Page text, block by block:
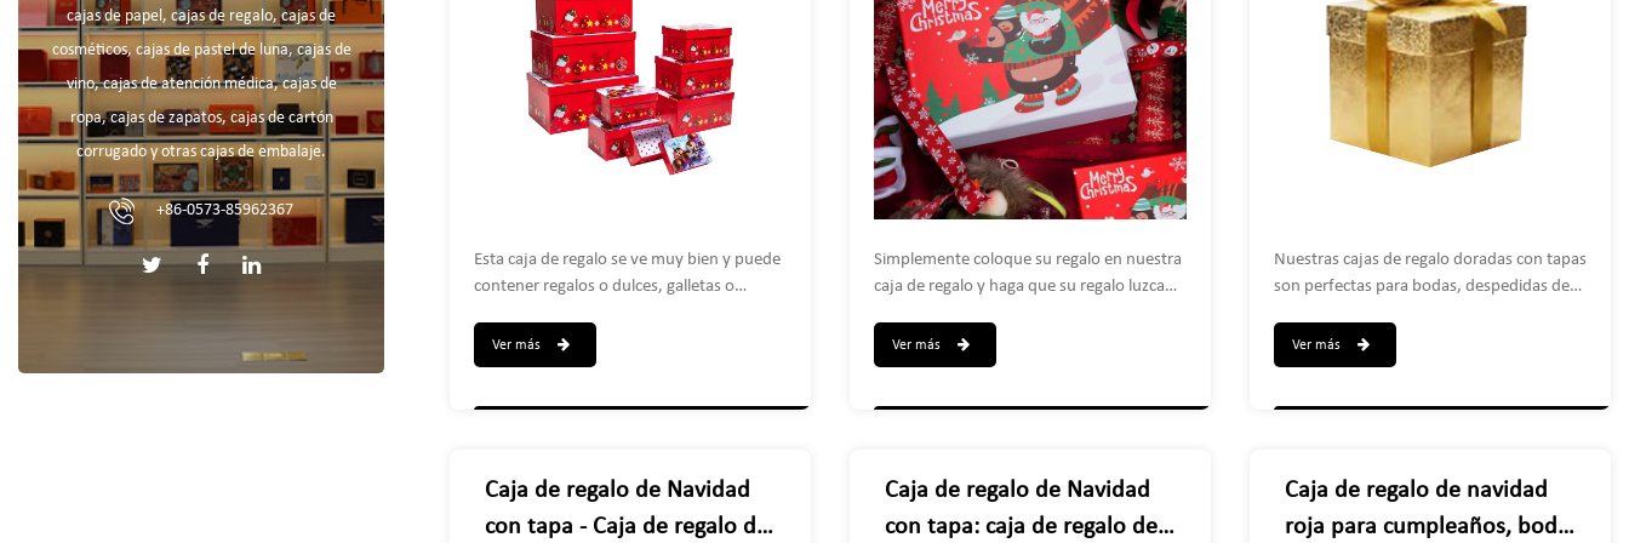
cajas de papel, cajas de regalo, cajas de
cosméticos, cajas de pastel de luna, cajas de
vino, cajas de atención médica, cajas de
ropa, cajas de zapatos, cajas de cartón
corrugado y otras cajas de embalaje.
+86-0573-85962367
reutilizables, esta sencilla caja de regalo
realza su regalo y lo transforma en una
exhibición única.
navidad (rojo)
Esta caja de regalo se ve muy bien y puede
contener regalos o dulces, galletas o
hacer tu propio regalo de Navidad.
¡Perfecto para decoraciones, baratijas,
Ver más
Simplemente coloque su regalo en nuestra
caja de regalo y haga que su regalo luzca
vecinos y colegas estarán ansiosos por
abrir tu regalo y seguramente recibirás
tamaño.
Ver más
Nuestras cajas de regalo doradas con tapas
son perfectas para bodas, despedidas de
de cumpleaños, decoración de regalos de
Navidad, fiestas infantiles o ventas de
Ver más
Caja de regalo de Navidad
con tapa - Caja de regalo de
Caja de regalo de Navidad
con tapa: caja de regalo de
Caja de regalo de navidad
roja para cumpleaños, boda